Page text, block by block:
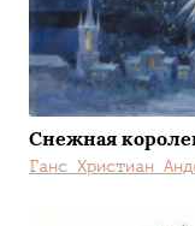
Снежная
Ганс Христиан